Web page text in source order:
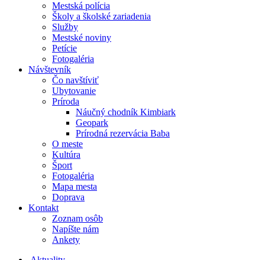
Mestská polícia
Školy a školské zariadenia
Služby
Mestské noviny
Petície
Fotogaléria
Návštevník
Čo navštíviť
Ubytovanie
Príroda
Náučný chodník Kimbiark
Geopark
Prírodná rezervácia Baba
O meste
Kultúra
Šport
Fotogaléria
Mapa mesta
Doprava
Kontakt
Zoznam osôb
Napíšte nám
Ankety